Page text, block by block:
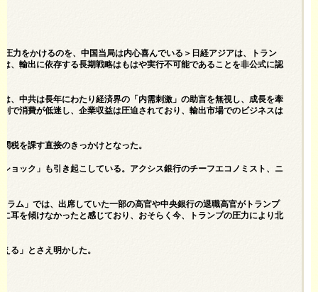
力をかけるのを、中国当局は内心喜んでいる＞日経アジアは、トラン
、輸出に依存する長期戦略はもはや実行不可能であることを非公式に認
、中共は長年にわたり経済界の「内需刺激」の助言を無視し、成長を牽
で消費が低迷し、企業収益は圧迫されており、輸出市場でのビジネスは
税を課す直接のきっかけとなった。
ョック」も引き起こしている。アクシス銀行のチーフエコノミスト、ニ
ム」では、出席していた一部の高官や中央銀行の退職高官がトランプ
耳を傾けなかったと感じており、おそらく今、トランプの圧力により北
る」とさえ明かした。